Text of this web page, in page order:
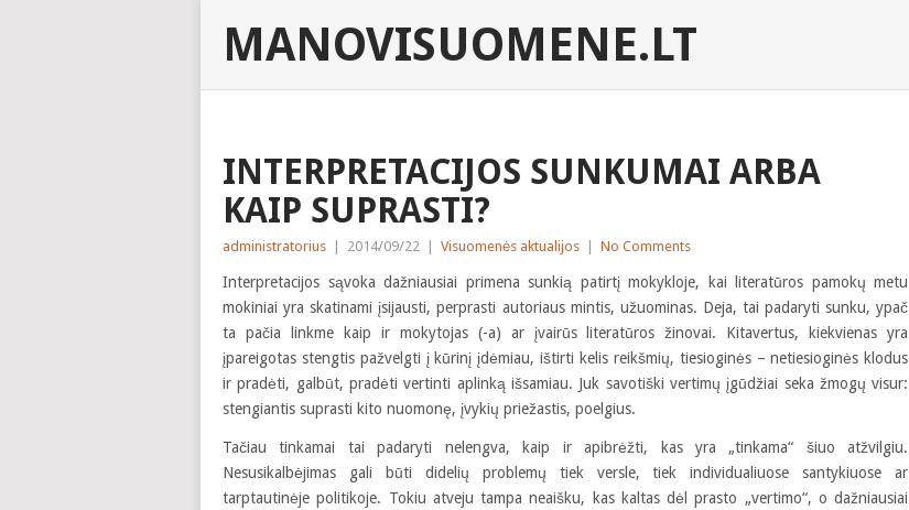
MANOVISUOMENE.LT
INTERPRETACIJOS SUNKUMAI ARBA
KAIP SUPRASTI?
administratorius 2014/09/22 Visuomenės aktualijos No Comments
Interpretacijos sąvoka dažniausiai primena sunkią patirtį mokykloje, kai literatūros pamokų metu
mokiniai yra skatinami įsijausti, perprasti autoriaus mintis, užuominas. Deja, tai padaryti sunku, ypač
ta pačia linkme kaip ir mokytojas (-a) ar įvairūs literatūros žinovai. Kitavertus, kiekvienas yra
įpareigotas stengtis pažvelgti į kūrinį įdėmiau, ištirti kelis reikšmių, tiesioginės – netiesioginės klodus
ir pradėti, galbūt, pradėti vertinti aplinką išsamiau. Juk savotiški vertimų įgūdžiai seka žmogų visur:
stengiantis suprasti kito nuomonę, įvykių priežastis, poelgius.
Tačiau tinkamai tai padaryti nelengva, kaip ir apibrėžti, kas yra „tinkama“ šiuo atžvilgiu.
Nesusikalbėjimas gali būti didelių problemų tiek versle, tiek individualiuose santykiuose ar
tarptautinėje politikoje. Tokiu atveju tampa neaišku, kas kaltas dėl prasto „vertimo“, o dažniausiai